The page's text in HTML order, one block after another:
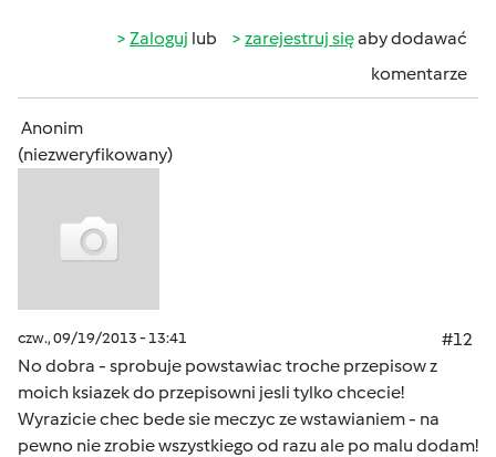
Zaloguj lub zarejestruj sięaby dodawać
komentarze
Anonim
(niezweryfikowany)
czw., 09/19/2013 - 13:41
#12
No dobra - sprobuje powstawiac troche przepisow z
moich ksiazek do przepisowni jesli tylko chcecie!
Wyrazicie chec bede sie meczyc ze wstawianiem - na
pewno nie zrobie wszystkiego od razu ale po malu dodam!